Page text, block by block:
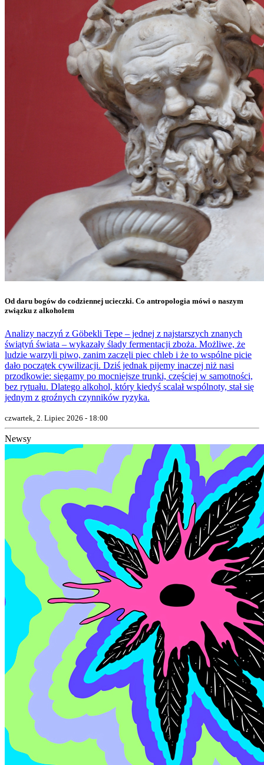
Od daru bogów do codziennej ucieczki. Co antropologia mówi o naszym
związku z alkoholem
Analizy naczyń z Göbekli Tepe – jednej z najstarszych znanych
świątyń świata – wykazały ślady fermentacji zboża. Możliwe, że
ludzie warzyli piwo, zanim zaczęli piec chleb i że to wspólne picie
dało początek cywilizacji. Dziś jednak pijemy inaczej niż nasi
przodkowie: sięgamy po mocniejsze trunki, częściej w samotności,
bez rytuału. Dlatego alkohol, który kiedyś scalał wspólnoty, stał się
jednym z groźnych czynników ryzyka.
czwartek, 2. Lipiec 2026 - 18:00
Newsy